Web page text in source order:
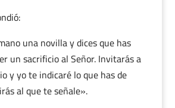
una novilla y dices que has
un sacrificio al Señor. Invitarás a
y yo te indicaré lo que has de
al que te señale».